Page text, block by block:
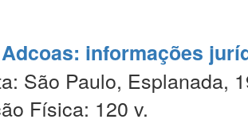
informações
São Paulo, Esplanada,
Física: 120 v.